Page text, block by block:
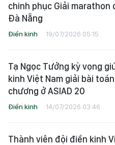
chinh phục Giải marathon
Đà Nẵng
Điền kinh 19/07/2026 05:15
Tạ Ngọc Tưởng kỳ vọng
kinh Việt Nam giải bài
chương ở ASIAD 20
Điền kinh 14/07/2026 03:46
Thành viên đội điền kinh